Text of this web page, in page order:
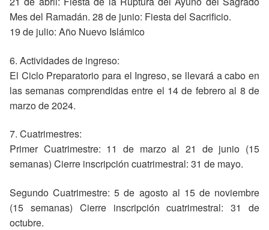
Mes del Ramadán. 28 de junio: Fiesta del Sacrificio.
19 de julio: Año Nuevo Islámico
6. Actividades de ingreso:
El Ciclo Preparatorio para el Ingreso, se llevará a cabo en
las semanas comprendidas entre el 14 de febrero al 8 de
marzo de 2024.
7. Cuatrimestres:
Primer Cuatrimestre: 11 de marzo al 21 de junio (15
semanas) Cierre inscripción cuatrimestral: 31 de mayo.
Segundo Cuatrimestre: 5 de agosto al 15 de noviembre
(15 semanas) Cierre inscripción cuatrimestral: 31 de
octubre.